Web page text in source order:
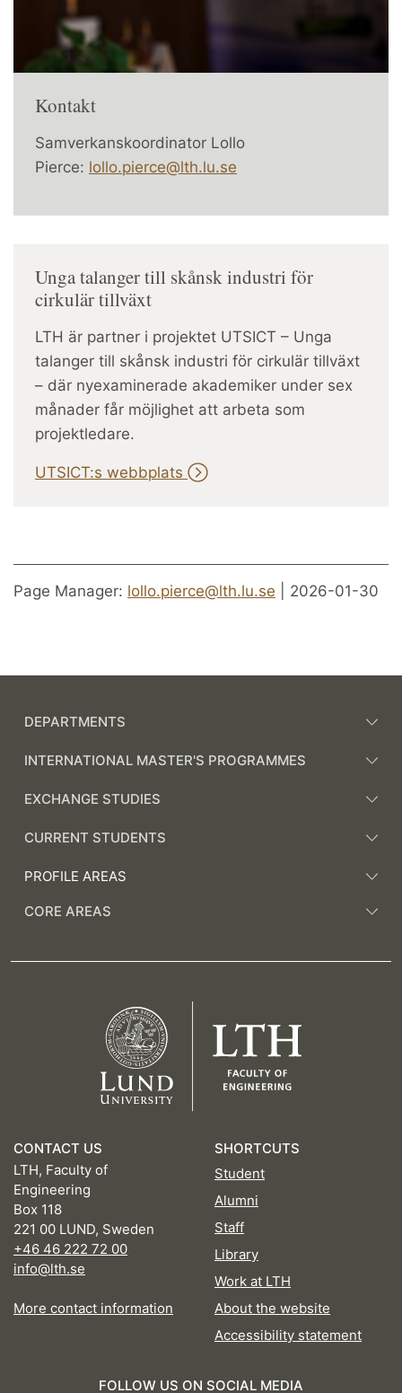
Kontakt
Samverkanskoordinator Lollo
Pierce: lollo.pierce@lth.lu.se
Unga talanger till skånsk industri för
cirkulär tillväxt
LTH är partner i projektet UTSICT – Unga
talanger till skånsk industri för cirkulär tillväxt
– där nyexaminerade akademiker under sex
månader får möjlighet att arbeta som
projektledare.
UTSICT:s webbplats
Page Manager: lollo.pierce@lth.lu.se | 2026-01-30
DEPARTMENTS
INTERNATIONAL MASTER'S PROGRAMMES
EXCHANGE STUDIES
CURRENT STUDENTS
PROFILE AREAS
CORE AREAS
CONTACT US
LTH, Faculty of
Engineering
Box 118
221 00 LUND, Sweden
+46 46 222 72 00
info@lth.se
More contact information
SHORTCUTS
Student
Alumni
Staff
Library
Work at LTH
About the website
Accessibility statement
FOLLOW US ON SOCIAL MEDIA